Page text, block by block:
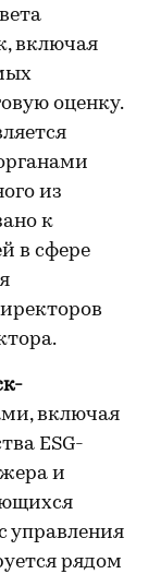
включая
оценку.
из
к
в сфере
включая
ESG-
и
управления
рядом